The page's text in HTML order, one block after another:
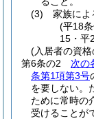
(3)
家族によ
(平18
15・平
(入居者の資格
第6条の2
次の
条第1項第3号
を要しない。
ために常時の
受けることが